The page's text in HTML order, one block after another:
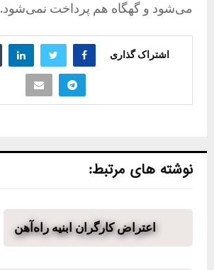
می‌شود و گهگاه هم پرداخت نمی‌شود.
اشتراک گذاری
نوشته های مرتبط:
اعتراض کارگران ابنیه راه‌آهن